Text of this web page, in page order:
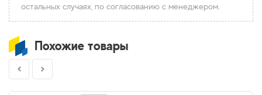
остальных случаях, по согласованию с менеджером.
Похожие товары